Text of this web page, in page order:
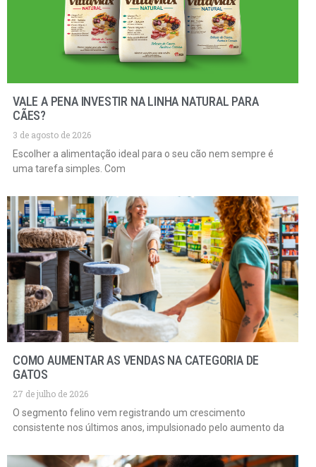
VALE A PENA INVESTIR NA LINHA NATURAL PARA
CÃES?
3 de agosto de 2026
Escolher a alimentação ideal para o seu cão nem sempre é
uma tarefa simples. Com
COMO AUMENTAR AS VENDAS NA CATEGORIA DE
GATOS
27 de julho de 2026
O segmento felino vem registrando um crescimento
consistente nos últimos anos, impulsionado pelo aumento da